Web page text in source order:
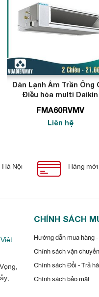
Điều hòa multi
êm
so với độ ồn hoạt động
sự thoải mái cho người sử
lạnh hoặc sưởi ấm dựa trên
Dàn Lạnh Âm Trần Ông
Điều hòa multi Daikin
FMA60RVMV
Liên hệ
Nội
Hàng
CHÍNH SÁCH
Hướng dẫn mua hàng
Chính sách vận
Chính sách Đổi - Trả
Chính sách bảo mật